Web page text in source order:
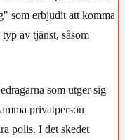
som erbjudit att komma
av tjänst, såsom
som utger sig
privatperson
polis. I det skedet